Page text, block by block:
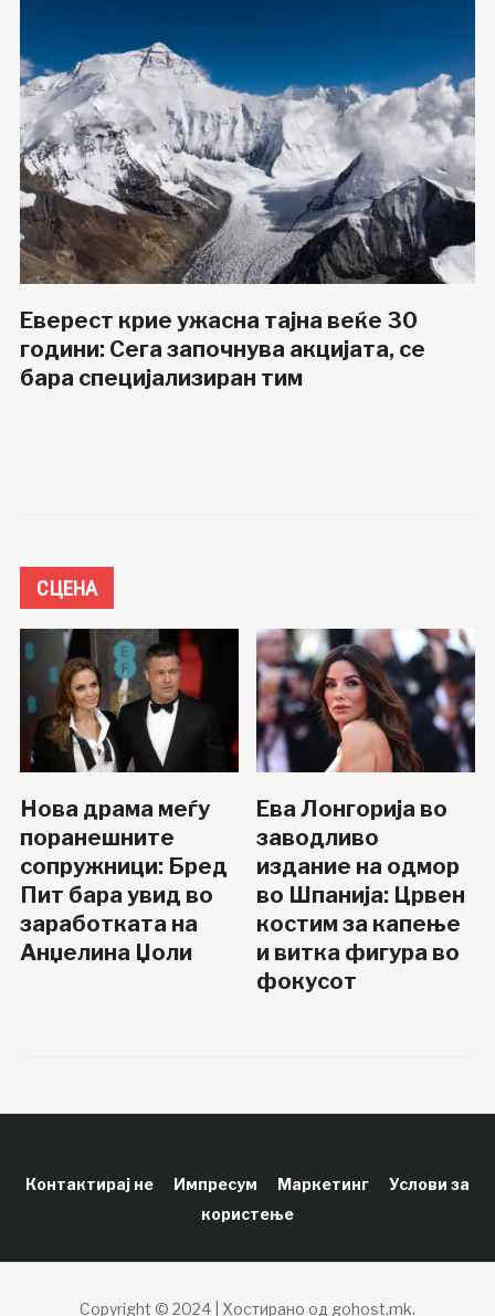
Еверест крие ужасна тајна веќе 30
години: Сега започнува акцијата, се
бара специјализиран тим
СЦЕНА
Нова драма меѓу
поранешните
сопружници: Бред
Пит бара увид во
заработката на
Анџелина Џоли
Ева Лонгорија во
заводливо
издание на одмор
во Шпанија: Црвен
костим за капење
и витка фигура во
фокусот
Контактирај не Импресум Маркетинг
Услови за
користење
Copyright © 2024 | Хостирано од gohost.mk.